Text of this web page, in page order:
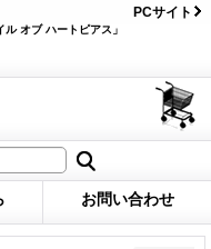
オブ ハートピアス」
PCサイト
お問い合わせ